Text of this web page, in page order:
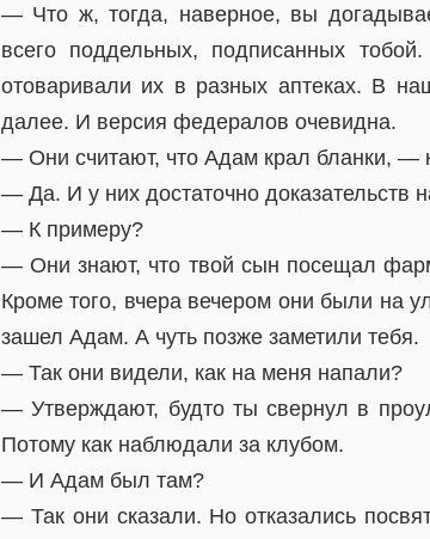
— Что ж, тогда, наверное, вы
всего поддельных, подписанных
отоваривали их в разных аптеках. В
далее. И версия федералов очевидна.
— Они считают, что Адам крал бланки, —
— Да. И у них достаточно доказательств
— К примеру?
— Они знают, что твой сын посещал
Кроме того, вчера вечером они были на
зашел Адам. А чуть позже заметили тебя.
— Так они видели, как на меня напали?
— Утверждают, будто ты свернул в
Потому как наблюдали за клубом.
— И Адам был там?
— Так они сказали. Но отказались